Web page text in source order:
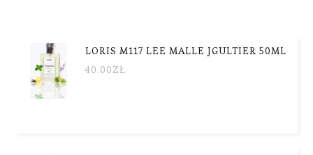
LORIS M117 LEE MALLE JGULTIER 50ML
40.00ZŁ